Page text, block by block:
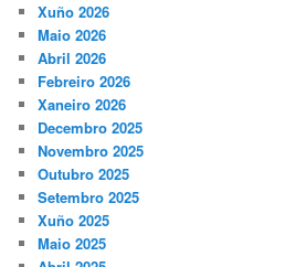
Xuño 2026
Maio 2026
Abril 2026
Febreiro 2026
Xaneiro 2026
Decembro 2025
Novembro 2025
Outubro 2025
Setembro 2025
Xuño 2025
Maio 2025